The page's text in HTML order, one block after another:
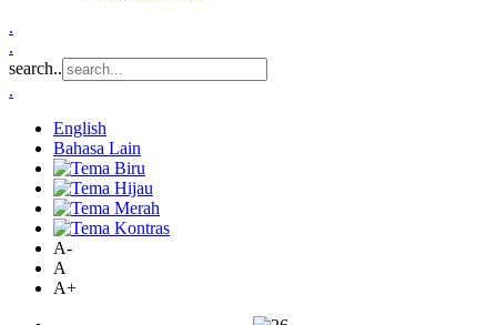
.
.
search..
.
English
Bahasa Lain
A-
A
A+